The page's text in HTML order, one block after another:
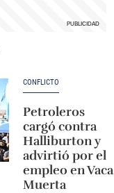
CONFLICTO
Petroleros
cargó contra
Halliburton y
advirtió por el
empleo en Vaca
Muerta